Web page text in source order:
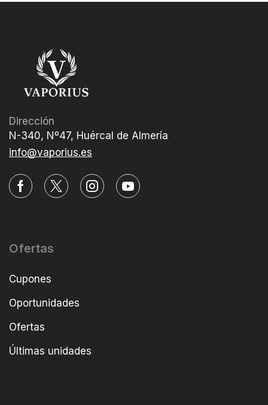
Dirección
N-340, Nº47, Huércal de Almería
info@vaporius.es
Ofertas
Cupones
Oportunidades
Ofertas
Últimas unidades